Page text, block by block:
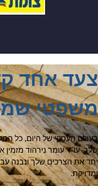
צעד אחד
משפטי
בעולם העסקי של היום, כל
שלך. עו"ד עומר נירהוד
יחד את הצרכים שלך ונבנה
ומדויקת.